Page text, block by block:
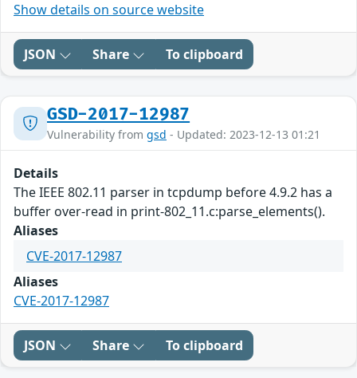
Show details on source website
JSON Share To clipboard
GSD-2017-12987
Vulnerability from gsd - Updated: 2023-12-13 01:21
Details
The IEEE 802.11 parser in tcpdump before 4.9.2 has a
buffer over-read in print-802_11.c:parse_elements().
Aliases
CVE-2017-12987
Aliases
CVE-2017-12987
JSON Share To clipboard